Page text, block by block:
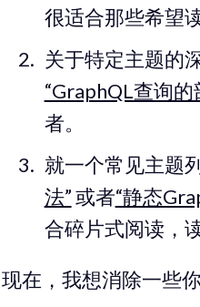
很适合那些希望
关于特定主题的
“GraphQL查询的
者。
就一个常见主题
法”或者“静态
合碎片式阅读，
现在，我想消除一些